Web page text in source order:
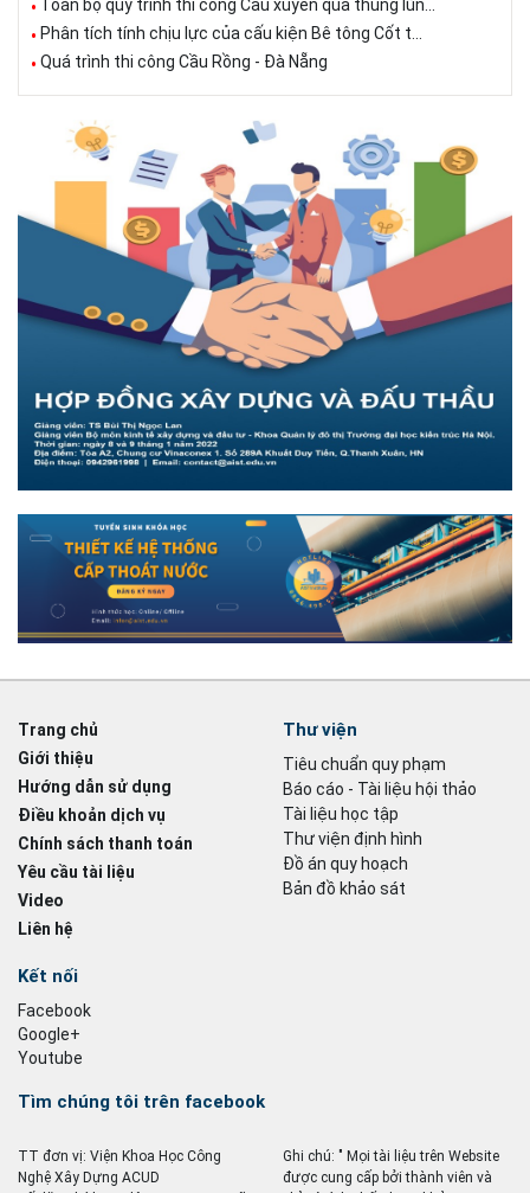
Toàn bộ quy trình thi công Cầu xuyên qua thung lũn...
Phân tích tính chịu lực của cấu kiện Bê tông Cốt t...
Quá trình thi công Cầu Rồng - Đà Nẵng
Trang chủ
Giới thiệu
Hướng dẫn sử dụng
Điều khoản dịch vụ
Chính sách thanh toán
Yêu cầu tài liệu
Video
Liên hệ
Thư viện
Tiêu chuẩn quy phạm
Báo cáo - Tài liệu hội thảo
Tài liệu học tập
Thư viện định hình
Đồ án quy hoạch
Bản đồ khảo sát
Kết nối
Facebook
Google+
Youtube
Tìm chúng tôi trên facebook
TT đơn vị: Viện Khoa Học Công
Nghệ Xây Dựng ACUD
Ghi chú: " Mọi tài liệu trên Website
được cung cấp bởi thành viên và